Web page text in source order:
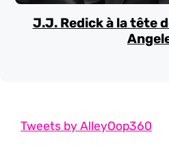
J.J. Redick à la tête
Tweets by AlleyOop360